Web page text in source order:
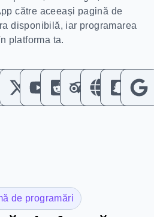
către aceeași pagină de
disponibilă, iar programarea
platforma ta.
de programări